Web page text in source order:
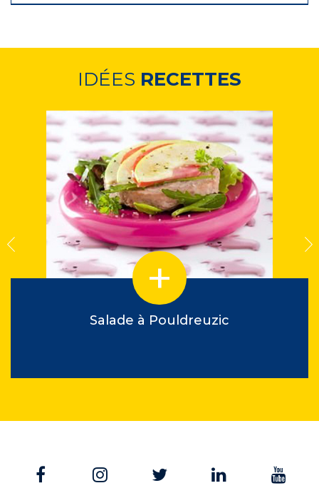
IDÉES RECETTES
Salade à Pouldreuzic